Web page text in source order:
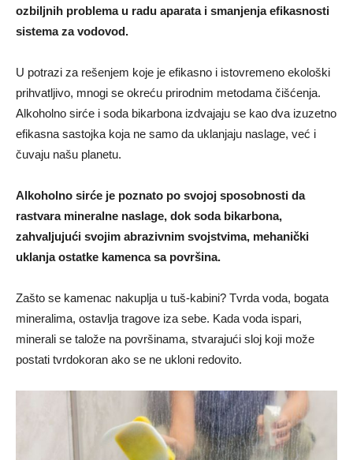
ozbiljnih problema u radu aparata i smanjenja efikasnosti
sistema za vodovod.
U potrazi za rešenjem koje je efikasno i istovremeno ekološki
prihvatljivo, mnogi se okreću prirodnim metodama čišćenja.
Alkoholno sirće i soda bikarbona izdvajaju se kao dva izuzetno
efikasna sastojka koja ne samo da uklanjaju naslage, već i
čuvaju našu planetu.
Alkoholno sirće je poznato po svojoj sposobnosti da
rastvara mineralne naslage, dok soda bikarbona,
zahvaljujući svojim abrazivnim svojstvima, mehanički
uklanja ostatke kamenca sa površina.
Zašto se kamenac nakuplja u tuš-kabini? Tvrda voda, bogata
mineralima, ostavlja tragove iza sebe. Kada voda ispari,
minerali se talože na površinama, stvarajući sloj koji može
postati tvrdokoran ako se ne ukloni redovito.